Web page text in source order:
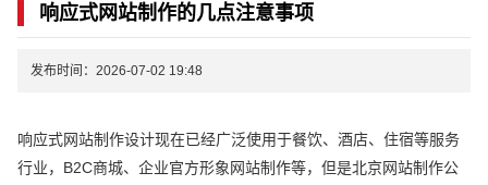
响应式网站制作的几点注意事项
发布时间：2026-07-02 19:48
响应式网站制作设计现在已经广泛使用于餐饮、酒店、住宿等服务
行业，B2C商城、企业官方形象网站制作等，但是北京网站制作公